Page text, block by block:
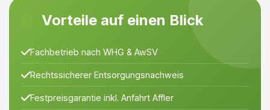
Vorteile auf einen Blick
Fachbetrieb nach WHG & AwSV
Rechtssicherer Entsorgungsnachweis
Festpreisgarantie inkl. Anfahrt Affler